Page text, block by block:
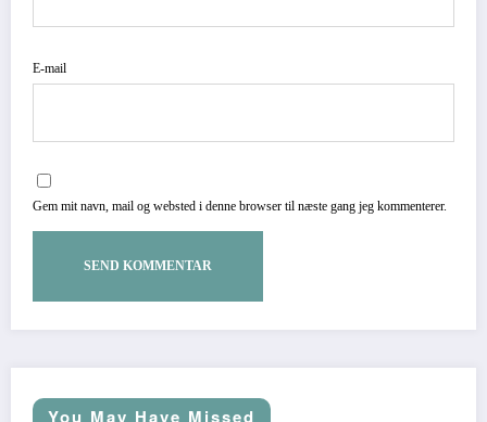
E-mail
Gem mit navn, mail og websted i denne browser til næste gang jeg kommenterer.
You May Have Missed